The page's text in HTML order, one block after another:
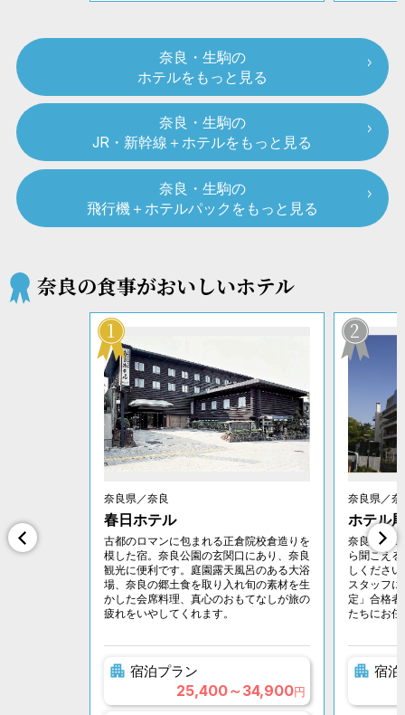
奈良・生駒の
ホテルをもっと見る
奈良・生駒の
JR・新幹線＋ホテルをもっと見る
奈良・生駒の
飛行機＋ホテルパックをもっと見る
奈良の食事がおいしいホテル
1
奈良県／奈良
春日ホテル
古都のロマンに包まれる正倉院校倉造りを
模した宿。奈良公園の玄関口にあり、奈良
観光に便利です。庭園露天風呂のある大浴
場、奈良の郷土食を取り入れ旬の素材を生
かした会席料理、真心のおもてなしが旅の
疲れをいやしてくれます。
宿泊プラン
25,400～34,900円
2
奈良県／奈
ホテル
奈良公園
ら聞こえ
しくださ
スタッフ
定」合格
たちにお
宿泊